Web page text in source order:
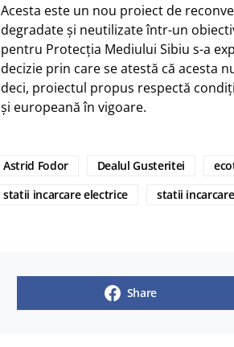
Acesta este un nou proiect de
degradate și neutilizate într-un
pentru Protecția Mediului Sibiu s-a
decizie prin care se atestă că acesta
deci, proiectul propus respectă
și europeană în vigoare.
Astrid Fodor Dealul Gusteritei
statii incarcare electrice
statii
Share